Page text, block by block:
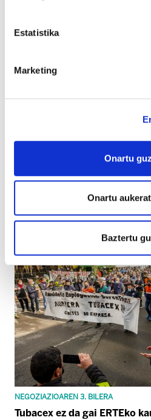
Estatistika
Marketing
Onartu
Onartu
Baztertu
GALDAKAO ETXEZ ETXEKO LAGUNTZA
Pribatizazioa jasan duten
eta subrogatzea zaintza
NEGOZIAZIOAREN 3. BILERA
Tubacex ez da gai ERTEko